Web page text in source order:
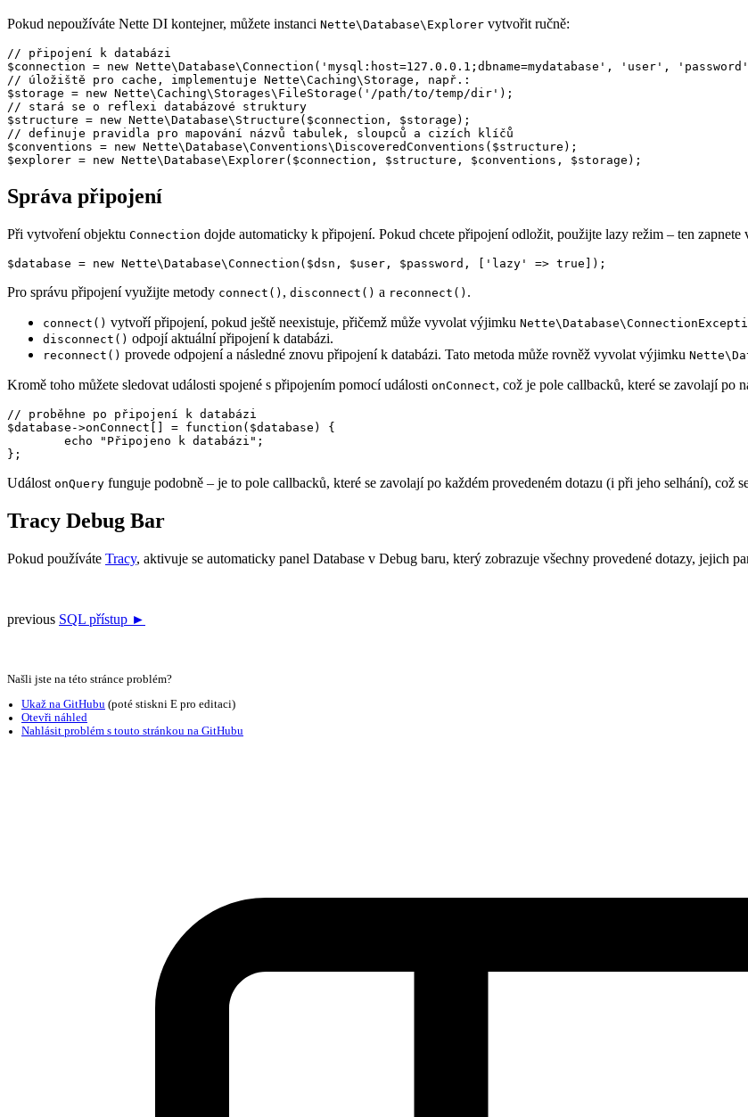
Pokud nepoužíváte Nette DI kontejner, můžete instanci Nette\Database\Explorer vytvořit ručně:
// připojení k databázi
$connection = new Nette\Database\Connection('mysql:host=127.0.0.1;dbname=mydatabase', 'user',
// úložiště pro cache, implementuje Nette\Caching\Storage, např.:
$storage = new Nette\Caching\Storages\FileStorage('/path/to/temp/dir');
// stará se o reflexi databázové struktury
$structure = new Nette\Database\Structure($connection, $storage);
// definuje pravidla pro mapování názvů tabulek, sloupců a cizích klíčů
$conventions = new Nette\Database\Conventions\DiscoveredConventions($structure);
Správa připojení
Při vytvoření objektu Connection dojde automaticky k připojení. Pokud chcete připojení odložit, použijte lazy režim – ten zapnete
Pro správu připojení využijte metody connect() , disconnect() a reconnect() .
connect() vytvoří připojení, pokud ještě neexistuje, přičemž může vyvolat výjimku
disconnect() odpojí aktuální připojení k databázi.
reconnect() provede odpojení a následné znovu připojení k databázi. Tato metoda může rovněž vyvolat výjimku
Kromě toho můžete sledovat události spojené s připojením pomocí události onConnect, což je pole callbacků, které se zavolají po
// proběhne po připojení k databázi
$database->onConnect[] = function($database) {
Událost onQuery funguje podobně – je to pole callbacků, které se zavolají po každém provedeném dotazu (i při jeho selhání), což
Tracy Debug Bar
Pokud používáte Tracy, aktivuje se automaticky panel Database v Debug baru, který zobrazuje všechny provedené dotazy, jejich
previous SQL přístup ►